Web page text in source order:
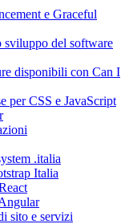
e Graceful
sviluppo del software
disponibili con Can I
per CSS e JavaScript
.italia
Italia
sito e servizi